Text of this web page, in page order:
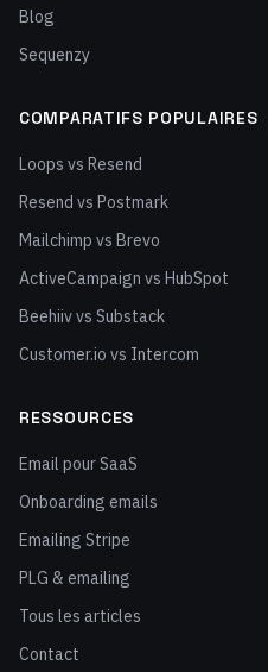
Blog
Sequenzy
COMPARATIFS POPULAIRES
Loops vs Resend
Resend vs Postmark
Mailchimp vs Brevo
ActiveCampaign vs HubSpot
Beehiiv vs Substack
Customer.io vs Intercom
RESSOURCES
Email pour SaaS
Onboarding emails
Emailing Stripe
PLG & emailing
Tous les articles
Contact